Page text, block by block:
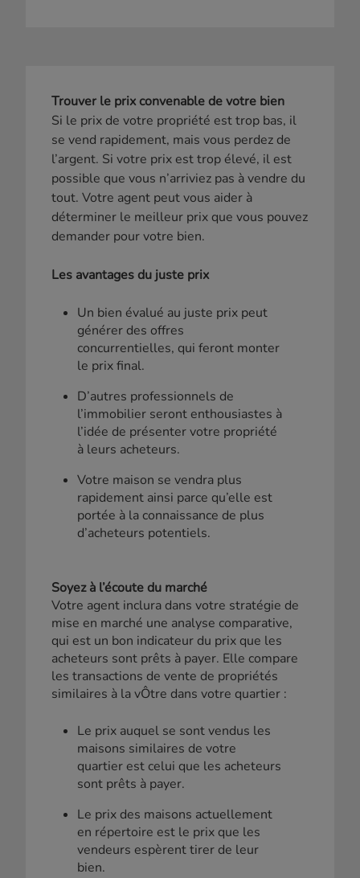
Trouver le prix convenable de votre bien
Si le prix de votre propriété est trop bas, il
se vend rapidement, mais vous perdez de
l’argent. Si votre prix est trop élevé, il est
possible que vous n’arriviez pas à vendre du
tout. Votre agent peut vous aider à
déterminer le meilleur prix que vous pouvez
demander pour votre bien.
Les avantages du juste prix
Un bien évalué au juste prix peut
générer des offres
concurrentielles, qui feront monter
le prix final.
D’autres professionnels de
l’immobilier seront enthousiastes à
l’idée de présenter votre propriété
à leurs acheteurs.
Votre maison se vendra plus
rapidement ainsi parce qu’elle est
portée à la connaissance de plus
d’acheteurs potentiels.
Soyez à l’écoute du marché
Votre agent inclura dans votre stratégie de
mise en marché une analyse comparative,
qui est un bon indicateur du prix que les
acheteurs sont prêts à payer. Elle compare
les transactions de vente de propriétés
similaires à la vÔtre dans votre quartier :
Le prix auquel se sont vendus les
maisons similaires de votre
quartier est celui que les acheteurs
sont prêts à payer.
Le prix des maisons actuellement
en répertoire est le prix que les
vendeurs espèrent tirer de leur
bien.